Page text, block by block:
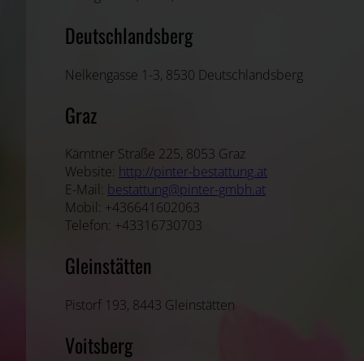
Deutschlandsberg
Nelkengasse 1-3, 8530 Deutschlandsberg
Graz
Kärntner Straße 225, 8053 Graz
Website: http://pinter-bestattung.at
E-Mail: bestattung@pinter-gmbh.at
Mobil: +436641602063
Telefon: +43316730703
Gleinstätten
Pistorf 193, 8443 Gleinstätten
Voitsberg